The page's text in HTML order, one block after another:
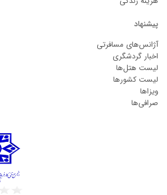
پیشنهاد
آژانس‌های مسافرتی
اخبار گردشگری
لیست هتل‌ها
لیست کشورها
ویزاها
صرافی‌ها